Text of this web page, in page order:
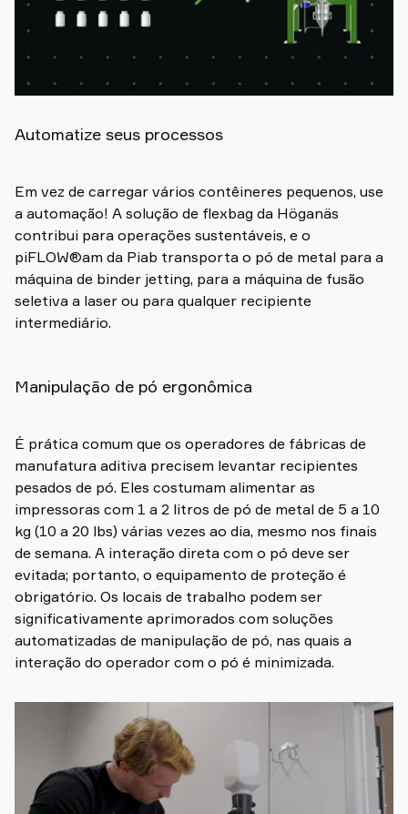
Automatize seus processos
Em vez de carregar vários contêineres pequenos, use
a automação! A solução de flexbag da Höganäs
contribui para operações sustentáveis, e o
piFLOW®am da Piab transporta o pó de metal para a
máquina de binder jetting, para a máquina de fusão
seletiva a laser ou para qualquer recipiente
intermediário.
Manipulação de pó ergonômica
É prática comum que os operadores de fábricas de
manufatura aditiva precisem levantar recipientes
pesados de pó. Eles costumam alimentar as
impressoras com 1 a 2 litros de pó de metal de 5 a 10
kg (10 a 20 lbs) várias vezes ao dia, mesmo nos finais
de semana. A interação direta com o pó deve ser
evitada; portanto, o equipamento de proteção é
obrigatório. Os locais de trabalho podem ser
significativamente aprimorados com soluções
automatizadas de manipulação de pó, nas quais a
interação do operador com o pó é minimizada.